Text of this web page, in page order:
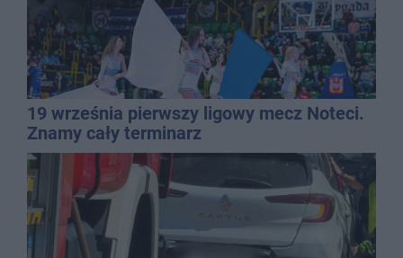
19 września pierwszy ligowy mecz Noteci.
Znamy cały terminarz